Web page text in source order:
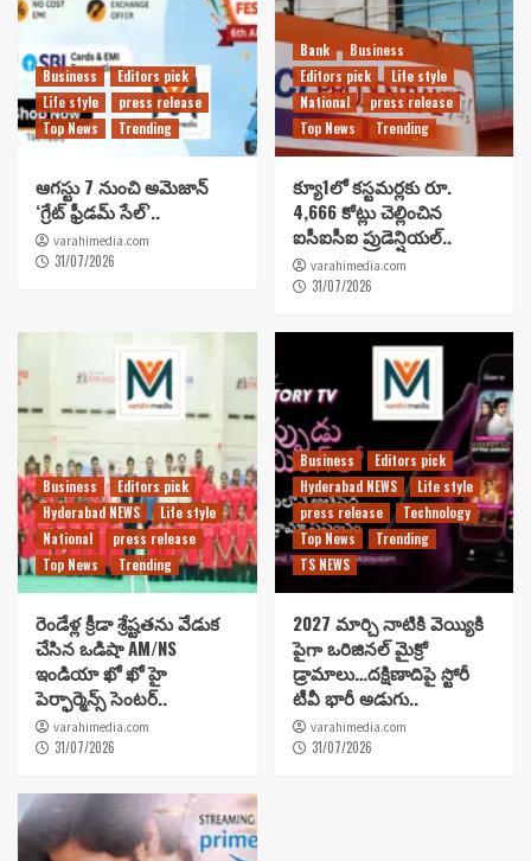
Business
Editors pick
Life style
press release
Top News
Trending
ఆగస్టు 7 నుంచి అమెజాన్
‘గ్రేట్ ఫ్రీడమ్ సేల్’..
varahimedia.com
31/07/2026
Bank
Business
Editors pick
Life style
National
press release
Top News
Trending
క్యూ1లో కస్టమర్లకు రూ.
4,666 కోట్లు చెల్లించిన
ఐసీఐసీఐ ప్రుడెన్షియల్..
varahimedia.com
31/07/2026
Business
Editors pick
Hyderabad NEWS
Life style
National
press release
Top News
Trending
రెండేళ్ల క్రీడా శ్రేష్టతను వేడుక
చేసిన ఒడిషా AM/NS
ఇండియా ఖో ఖో హై
పెర్ఫార్మెన్స్ సెంటర్..
varahimedia.com
31/07/2026
Business
Editors pick
Hyderabad NEWS
Life style
press release
Technology
Top News
Trending
TS NEWS
2027 మార్చి నాటికి వెయ్యికి
పైగా ఒరిజినల్ మైక్రో
డ్రామాలు…దక్షిణాదిపై స్టోరీ
టీవీ భారీ అడుగు..
varahimedia.com
31/07/2026